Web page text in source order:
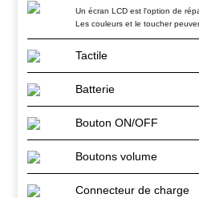
Un écran LCD est l'option de
Les couleurs et le toucher
Tactile
Batterie
Bouton ON/OFF
Boutons volume
Connecteur de charge